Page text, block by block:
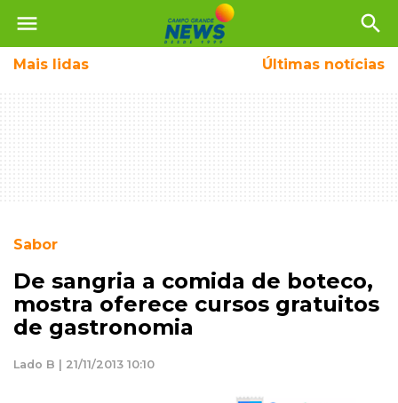
menu search
Mais lidas Últimas notícias
Sabor
De sangria a comida de boteco,
mostra oferece cursos gratuitos
de gastronomia
Lado B | 21/11/2013 10:10